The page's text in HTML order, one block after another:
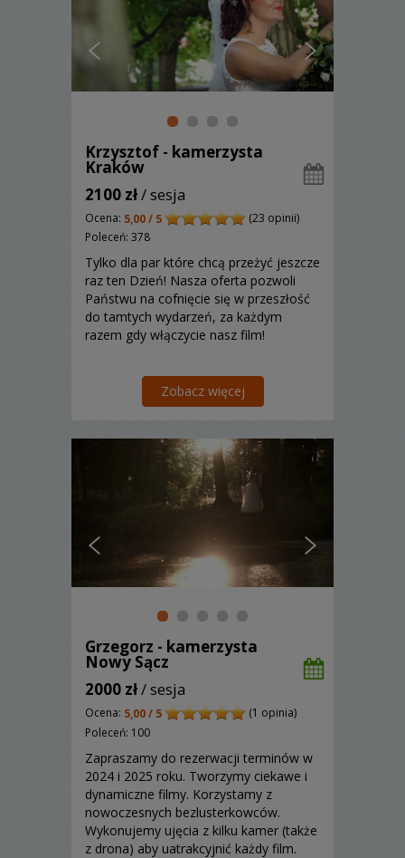
Krzysztof - kamerzysta
Kraków
2100 zł/ sesja
Ocena: 5,00 / 5
(23 opinii)
Poleceń: 378
Tylko dla par które chcą przeżyć jeszcze
raz ten Dzień! Nasza oferta pozwoli
Państwu na cofnięcie się w przeszłość
do tamtych wydarzeń, za każdym
razem gdy włączycie nasz film!
Zobacz więcej
Grzegorz - kamerzysta
Nowy Sącz
2000 zł/ sesja
Ocena: 5,00 / 5
(1 opinia)
Poleceń: 100
Zapraszamy do rezerwacji terminów w
2024 i 2025 roku. Tworzymy ciekawe i
dynamiczne filmy. Korzystamy z
nowoczesnych bezlusterkowców.
Wykonujemy ujęcia z kilku kamer (także
z drona) aby uatrakcyjnić każdy film.